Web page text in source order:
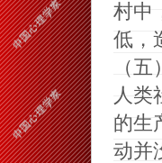
村中
低，
（
人类
的生
动并